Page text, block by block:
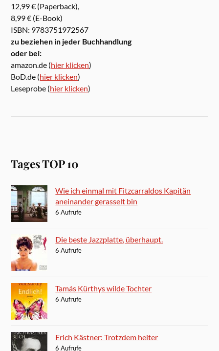
12,99 € (Paperback),
8,99 € (E-Book)
ISBN: 9783751972567
zu beziehen in jeder Buchhandlung
oder bei:
amazon.de (hier klicken)
BoD.de (hier klicken)
Leseprobe (hier klicken)
Tages TOP 10
Wie ich einmal mit Fitzcarraldos Kapitän
aneinander gerasselt bin
6 Aufrufe
Die beste Jazzplatte, überhaupt.
6 Aufrufe
Tamás Kürthys wilde Tochter
6 Aufrufe
Erich Kästner: Trotzdem heiter
6 Aufrufe